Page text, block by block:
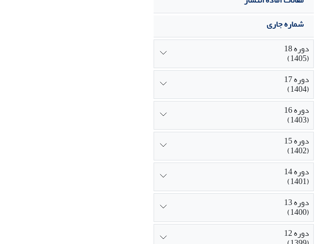
شماره جاری
دوره 18
(1405)
دوره 17
(1404)
دوره 16
(1403)
دوره 15
(1402)
دوره 14
(1401)
دوره 13
(1400)
دوره 12